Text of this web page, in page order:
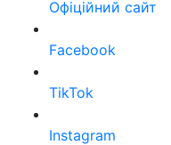
Офіційний сайт
Facebook
TikTok
Instagram